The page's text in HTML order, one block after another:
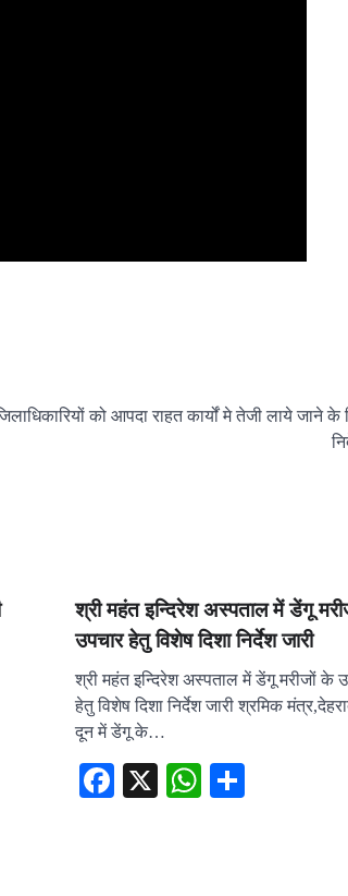
को आपदा राहत कार्यों मे तेजी लाये जाने के
श्री महंत इन्दिरेश अस्पताल में डेंगू
उपचार हेतु विशेष दिशा निर्देश जारी
श्री महंत इन्दिरेश अस्पताल में डेंगू मरीजों के
हेतु विशेष दिशा निर्देश जारी श्रमिक
दून में डेंगू के…
Facebook
X WhatsApp